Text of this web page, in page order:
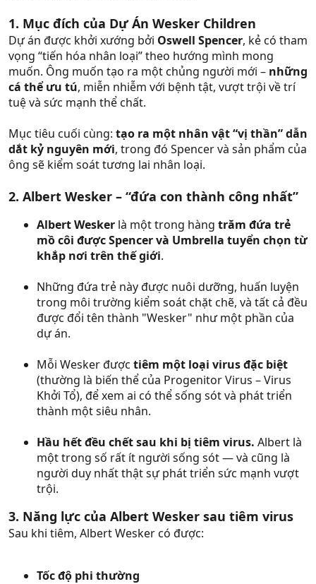
1. Mục đích của Dự Án Wesker Children
Dự án được khởi xướng bởi Oswell Spencer, kẻ có tham
vọng “tiến hóa nhân loại” theo hướng mình mong
muốn. Ông muốn tạo ra một chủng người mới – những
cá thể ưu tú, miễn nhiễm với bệnh tật, vượt trội về trí
tuệ và sức mạnh thể chất.
Mục tiêu cuối cùng: tạo ra một nhân vật “vị thần” dẫn
dắt kỷ nguyên mới, trong đó Spencer và sản phẩm của
ông sẽ kiểm soát tương lai nhân loại.
2. Albert Wesker – “đứa con thành công nhất”
Albert Wesker là một trong hàng trăm đứa trẻ
mồ côi được Spencer và Umbrella tuyển chọn từ
khắp nơi trên thế giới.
Những đứa trẻ này được nuôi dưỡng, huấn luyện
trong môi trường kiểm soát chặt chẽ, và tất cả đều
được đổi tên thành "Wesker" như một phần của
dự án.
Mỗi Wesker được tiêm một loại virus đặc biệt
(thường là biến thể của Progenitor Virus – Virus
Khởi Tổ), để xem ai có thể sống sót và phát triển
thành một siêu nhân.
Hầu hết đều chết sau khi bị tiêm virus. Albert là
một trong số rất ít người sống sót — và cũng là
người duy nhất thật sự phát triển sức mạnh vượt
trội.
3. Năng lực của Albert Wesker sau tiêm virus
Sau khi tiêm, Albert Wesker có được:
Tốc độ phi thường